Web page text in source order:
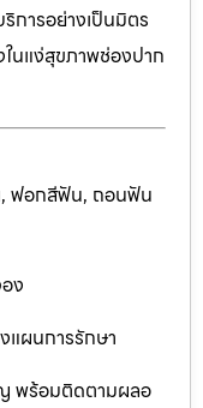
การอย่างเป็นมิตร
ในแง่สุขภาพช่องปาก
, ฟอกสีฟัน, ถอนฟัน
ง
แผนการรักษา
พร้อมติดตามผลอ